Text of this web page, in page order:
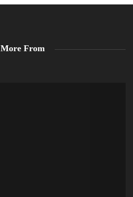
More From